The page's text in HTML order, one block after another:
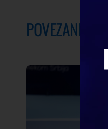
POVEZANE VESTI